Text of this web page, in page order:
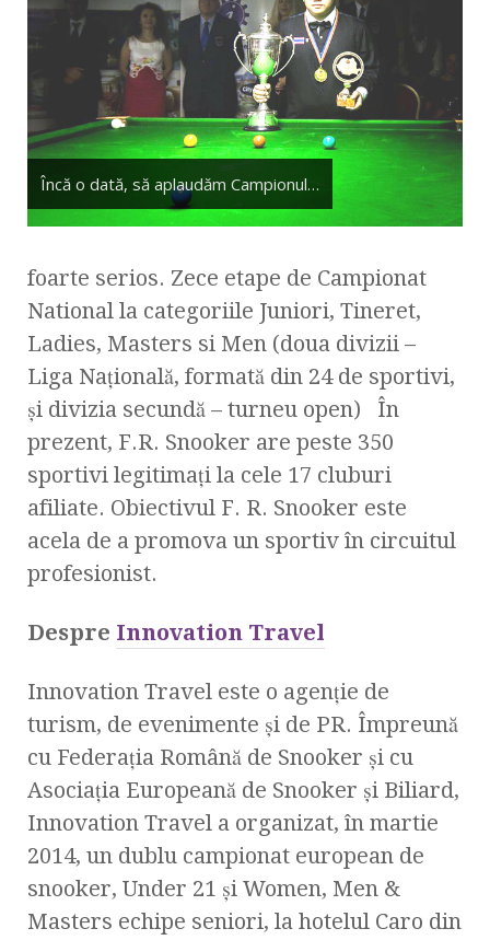
Încă o dată, să aplaudăm Campionul…
foarte serios. Zece etape de Campionat
National la categoriile Juniori, Tineret,
Ladies, Masters si Men (doua divizii –
Liga Naţională, formată din 24 de sportivi,
şi divizia secundă – turneu open) În
prezent, F.R. Snooker are peste 350
sportivi legitimaţi la cele 17 cluburi
afiliate. Obiectivul F. R. Snooker este
acela de a promova un sportiv în circuitul
profesionist.
Despre Innovation Travel
Innovation Travel este o agenţie de
turism, de evenimente şi de PR. Împreună
cu Federaţia Română de Snooker şi cu
Asociaţia Europeană de Snooker şi Biliard,
Innovation Travel a organizat, în martie
2014, un dublu campionat european de
snooker, Under 21 şi Women, Men &
Masters echipe seniori, la hotelul Caro din